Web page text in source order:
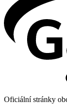
Oficiální stránky